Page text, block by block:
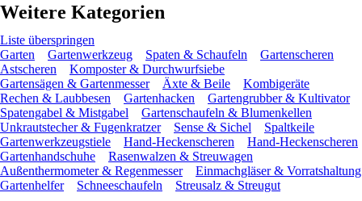
Weitere Kategorien
Liste überspringen
Garten
Gartenwerkzeug Spaten & Schaufeln
Gartenscheren
Astscheren
Komposter & Durchwurfsiebe
Gartensägen & Gartenmesser
Äxte & Beile
Kombigeräte
Rechen & Laubbesen
Gartenhacken
Gartengrubber & Kultivator
Spatengabel & Mistgabel
Gartenschaufeln & Blumenkellen
Unkrautstecher & Fugenkratzer
Sense & Sichel
Spaltkeile
Gartenwerkzeugstiele
Hand-Heckenscheren
Hand-Heckenscheren
Gartenhandschuhe
Rasenwalzen & Streuwagen
Außenthermometer & Regenmesser
Einmachgläser & Vorratshaltung
Gartenhelfer
Schneeschaufeln Streusalz & Streugut